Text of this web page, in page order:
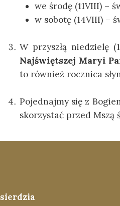
we środę (11VIII) –
w sobotę (14VIII) –
W przyszłą niedzielę
Najświętszej Maryi
to również rocznica
Pojednajmy się z
skorzystać przed Mszą